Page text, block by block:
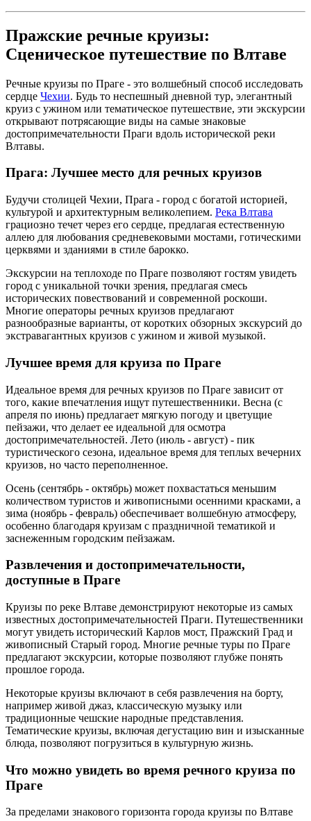
Пражские речные круизы:
Сценическое путешествие по Влтаве
Речные круизы по Праге - это волшебный способ исследовать
сердце Чехии. Будь то неспешный дневной тур, элегантный
круиз с ужином или тематическое путешествие, эти экскурсии
открывают потрясающие виды на самые знаковые
достопримечательности Праги вдоль исторической реки
Влтавы.
Прага: Лучшее место для речных круизов
Будучи столицей Чехии, Прага - город с богатой историей,
культурой и архитектурным великолепием. Река Влтава
грациозно течет через его сердце, предлагая естественную
аллею для любования средневековыми мостами, готическими
церквями и зданиями в стиле барокко.
Экскурсии на теплоходе по Праге позволяют гостям увидеть
город с уникальной точки зрения, предлагая смесь
исторических повествований и современной роскоши.
Многие операторы речных круизов предлагают
разнообразные варианты, от коротких обзорных экскурсий до
экстравагантных круизов с ужином и живой музыкой.
Лучшее время для круиза по Праге
Идеальное время для речных круизов по Праге зависит от
того, какие впечатления ищут путешественники. Весна (с
апреля по июнь) предлагает мягкую погоду и цветущие
пейзажи, что делает ее идеальной для осмотра
достопримечательностей. Лето (июль - август) - пик
туристического сезона, идеальное время для теплых вечерних
круизов, но часто переполненное.
Осень (сентябрь - октябрь) может похвастаться меньшим
количеством туристов и живописными осенними красками, а
зима (ноябрь - февраль) обеспечивает волшебную атмосферу,
особенно благодаря круизам с праздничной тематикой и
заснеженным городским пейзажам.
Развлечения и достопримечательности,
доступные в Праге
Круизы по реке Влтаве демонстрируют некоторые из самых
известных достопримечательностей Праги. Путешественники
могут увидеть исторический Карлов мост, Пражский Град и
живописный Старый город. Многие речные туры по Праге
предлагают экскурсии, которые позволяют глубже понять
прошлое города.
Некоторые круизы включают в себя развлечения на борту,
например живой джаз, классическую музыку или
традиционные чешские народные представления.
Тематические круизы, включая дегустацию вин и изысканные
блюда, позволяют погрузиться в культурную жизнь.
Что можно увидеть во время речного круиза по
Праге
За пределами знакового горизонта города круизы по Влтаве